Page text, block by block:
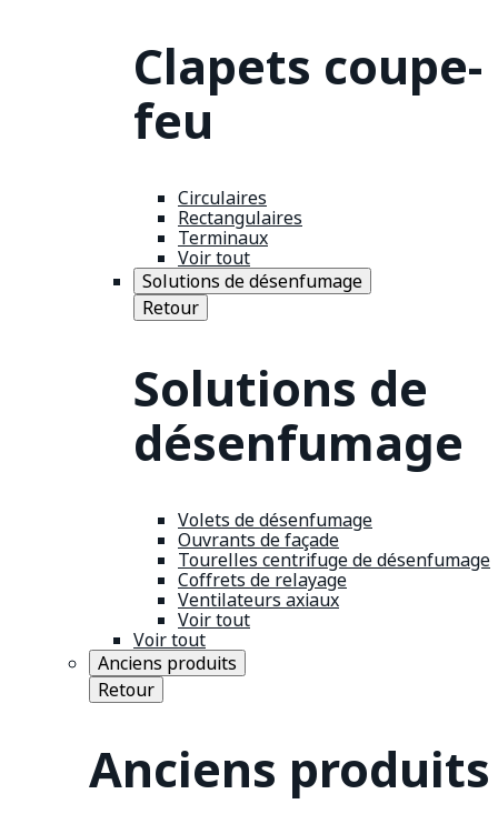
Clapets coupe-
feu
Circulaires
Rectangulaires
Terminaux
Voir tout
Solutions de désenfumage
Retour
Solutions de
désenfumage
Volets de désenfumage
Ouvrants de façade
Tourelles centrifuge de désenfumage
Coffrets de relayage
Ventilateurs axiaux
Voir tout
Voir tout
Anciens produits
Retour
Anciens produits